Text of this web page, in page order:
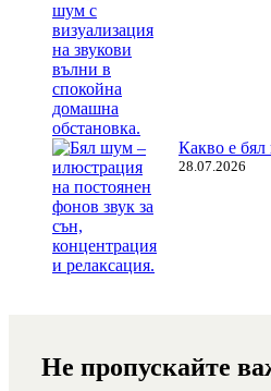
Какво е
28.07.2026
Не пропускайте